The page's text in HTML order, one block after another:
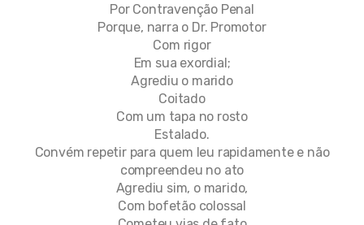
Por Contravenção Penal
Porque, narra o Dr. Promotor
Com rigor
Em sua exordial;
Agrediu o marido
Coitado
Com um tapa no rosto
Estalado.
Convém repetir para quem leu rapidamente e não
compreendeu no ato
Agrediu sim, o marido,
Com bofetão colossal